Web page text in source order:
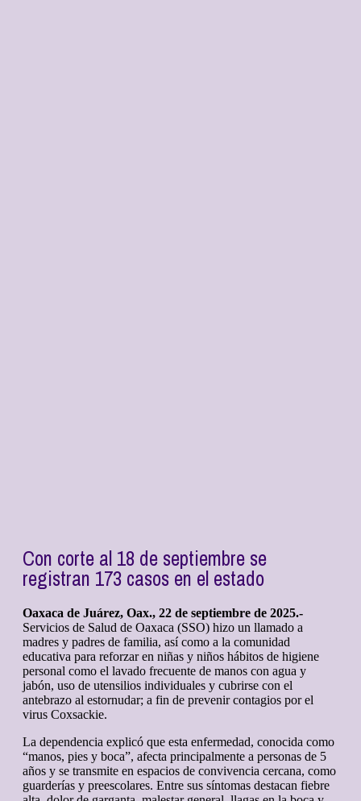
Con corte al 18 de septiembre se
registran 173 casos en el estado
Oaxaca de Juárez, Oax., 22 de septiembre de 2025.-
Servicios de Salud de Oaxaca (SSO) hizo un llamado a
madres y padres de familia, así como a la comunidad
educativa para reforzar en niñas y niños hábitos de higiene
personal como el lavado frecuente de manos con agua y
jabón, uso de utensilios individuales y cubrirse con el
antebrazo al estornudar; a fin de prevenir contagios por el
virus Coxsackie.
La dependencia explicó que esta enfermedad, conocida como
“manos, pies y boca”, afecta principalmente a personas de 5
años y se transmite en espacios de convivencia cercana, como
guarderías y preescolares. Entre sus síntomas destacan fiebre